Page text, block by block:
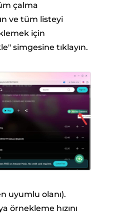
çalma
ve tüm listeyi
için
simgesine tıklayın.
uyumlu olanı).
örnekleme hızını